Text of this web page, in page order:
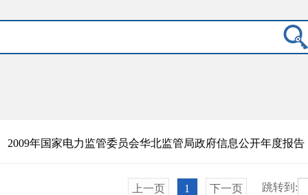
2009年国家电力监管委员会华北监管局政府信息公开年度报告
上一页 1 下一页 跳转到: